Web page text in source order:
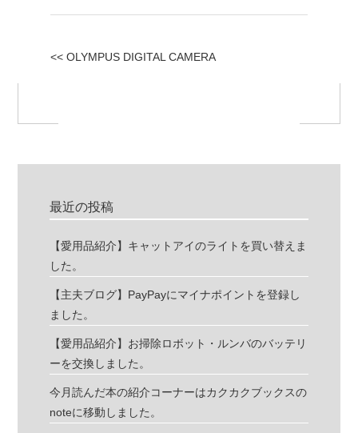
<< OLYMPUS DIGITAL CAMERA
最近の投稿
【愛用品紹介】キャットアイのライトを買い替えま
した。
【主夫ブログ】PayPayにマイナポイントを登録し
ました。
【愛用品紹介】お掃除ロボット・ルンバのバッテリ
ーを交換しました。
今月読んだ本の紹介コーナーはカクカクブックスの
noteに移動しました。